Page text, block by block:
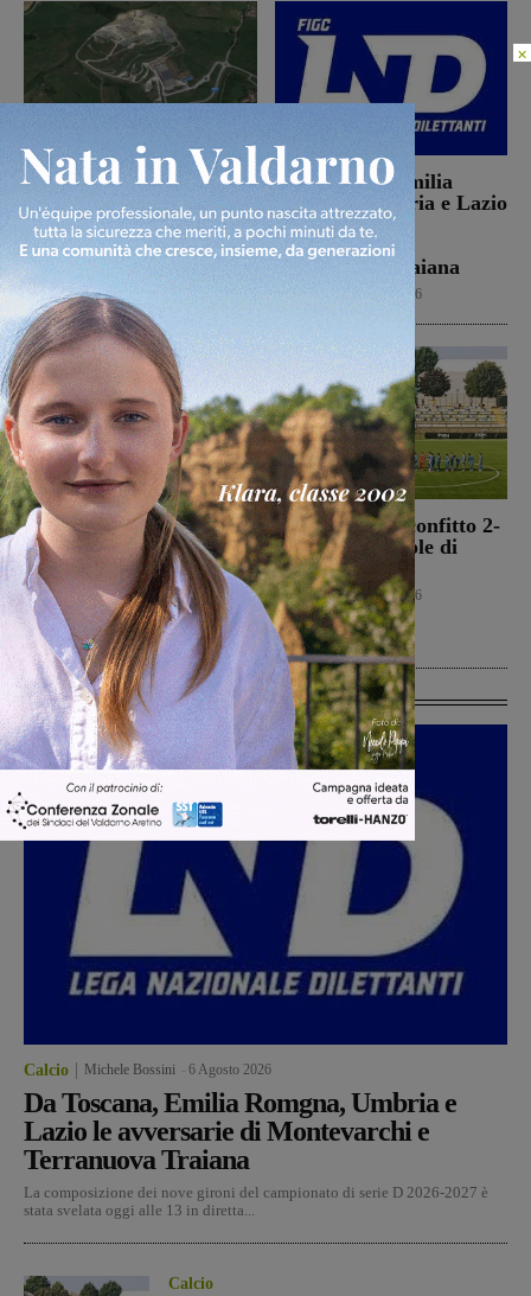
Il Comitato “Le vittime
di Podere Rota” presenta
un esposto sulle molestie
olfattive derivanti dal
sito
Cronaca 6 Agosto 2026
Da Toscana, Emilia
Romgna, Umbria e Lazio
le avversarie di
Montevarchi e
Terranuova Traiana
Calcio 6 Agosto 2026
Morto Francesco
Guccini, aveva 86 anni.
Il 25 aprile del 2024
venne a Gropina per
celebrare la Liberazione
Cronaca 6 Agosto 2026
Montevarchi sconfitto 2-
0 nell’amichevole di
Piancastagnaio
Calcio 6 Agosto 2026
Ultime Calcio
Calcio Michele Bossini 6 Agosto 2026
Da Toscana, Emilia Romgna, Umbria e
Lazio le avversarie di Montevarchi e
Terranuova Traiana
La composizione dei nove gironi del campionato di serie D 2026-2027 è
stata svelata oggi alle 13 in diretta...
Calcio
×